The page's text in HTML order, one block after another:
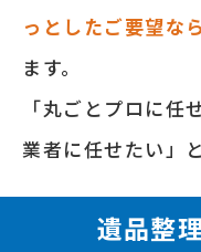
っとしたご要望な
ます。
「丸ごとプロに任
業者に任せたい」
遺品整